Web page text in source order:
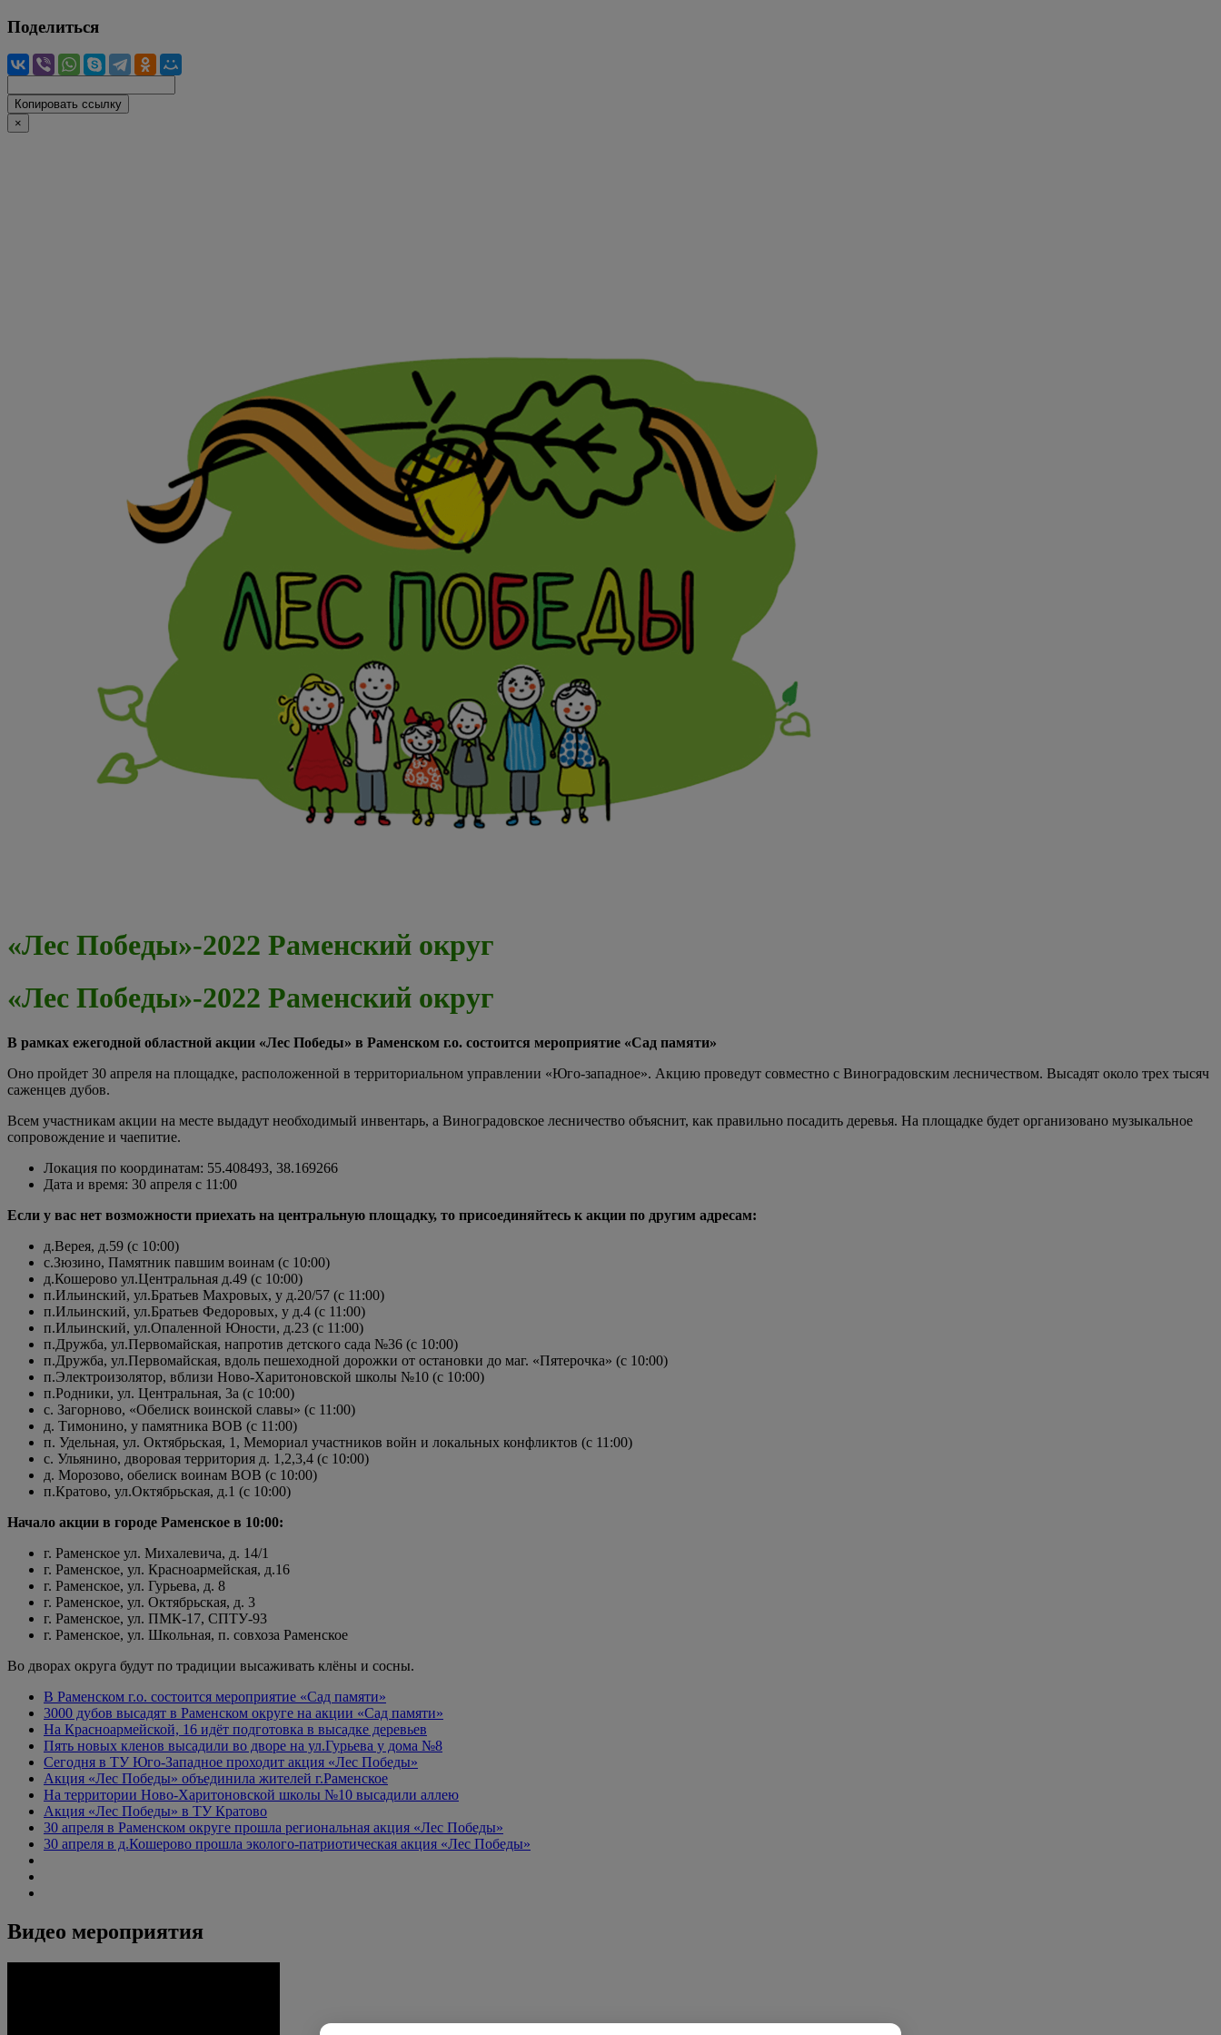
Поделиться
Копировать ссылку
×
«Лес Победы»-2022 Раменский округ
«Лес Победы»-2022 Раменский округ
В рамках ежегодной областной акции «Лес Победы» в Раменском г.о. состоится мероприятие «Сад памяти»
Оно пройдет 30 апреля на площадке, расположенной в территориальном управлении «Юго-западное». Акцию проведут совместно с Виноградовским лесничеством. Высадят около трех тысяч
саженцев дубов.
Всем участникам акции на месте выдадут необходимый инвентарь, а Виноградовское лесничество объяснит, как правильно посадить деревья. На площадке будет организовано музыкальное
сопровождение и чаепитие.
Локация по координатам: 55.408493, 38.169266
Дата и время: 30 апреля с 11:00
Если у вас нет возможности приехать на центральную площадку, то присоединяйтесь к акции по другим адресам:
д.Верея, д.59 (с 10:00)
с.Зюзино, Памятник павшим воинам (с 10:00)
д.Кошерово ул.Центральная д.49 (с 10:00)
п.Ильинский, ул.Братьев Махровых, у д.20/57 (с 11:00)
п.Ильинский, ул.Братьев Федоровых, у д.4 (с 11:00)
п.Ильинский, ул.Опаленной Юности, д.23 (с 11:00)
п.Дружба, ул.Первомайская, напротив детского сада №36 (с 10:00)
п.Дружба, ул.Первомайская, вдоль пешеходной дорожки от остановки до маг. «Пятерочка» (с 10:00)
п.Электроизолятор, вблизи Ново-Харитоновской школы №10 (с 10:00)
п.Родники, ул. Центральная, 3а (с 10:00)
с. Загорново, «Обелиск воинской славы» (с 11:00)
д. Тимонино, у памятника ВОВ (с 11:00)
п. Удельная, ул. Октябрьская, 1, Мемориал участников войн и локальных конфликтов (с 11:00)
с. Ульянино, дворовая территория д. 1,2,3,4 (с 10:00)
д. Морозово, обелиск воинам ВОВ (с 10:00)
п.Кратово, ул.Октябрьская, д.1 (с 10:00)
Начало акции в городе Раменское в 10:00:
г. Раменское ул. Михалевича, д. 14/1
г. Раменское, ул. Красноармейская, д.16
г. Раменское, ул. Гурьева, д. 8
г. Раменское, ул. Октябрьская, д. 3
г. Раменское, ул. ПМК-17, СПТУ-93
г. Раменское, ул. Школьная, п. совхоза Раменское
Во дворах округа будут по традиции высаживать клёны и сосны.
В Раменском г.о. состоится мероприятие «Сад памяти»
3000 дубов высадят в Раменском округе на акции «Сад памяти»
На Красноармейской, 16 идёт подготовка в высадке деревьев
Пять новых кленов высадили во дворе на ул.Гурьева у дома №8
Сегодня в ТУ Юго-Западное проходит акция «Лес Победы»
Акция «Лес Победы» объединила жителей г.Раменское
На территории Ново-Харитоновской школы №10 высадили аллею
Акция «Лес Победы» в ТУ Кратово
30 апреля в Раменском округе прошла региональная акция «Лес Победы»
30 апреля в д.Кошерово прошла эколого-патриотическая акция «Лес Победы»
Видео мероприятия